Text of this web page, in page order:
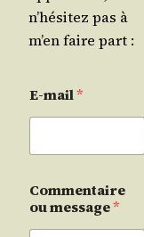
n’hésitez pas à
m’en faire part :
E-mail*
Commentaire
ou message*